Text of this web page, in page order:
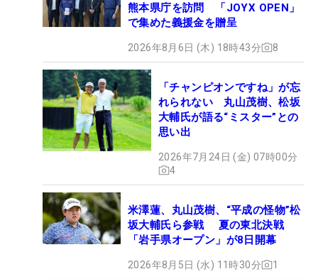
熊本県庁を訪問 「JOYX OPEN」
で集めた義援金を贈呈
2026年8月6日 (木) 18時43分 8
「チャンピオンですね」が忘
れられない 丸山茂樹、松坂
大輔氏が語る“ミスター”との
思い出
2026年7月24日 (金) 07時00分
4
米澤蓮、丸山茂樹、“平成の怪物”松
坂大輔氏ら参戦 夏の東北決戦
「岩手県オープン」が8日開幕
2026年8月5日 (水) 11時30分 1